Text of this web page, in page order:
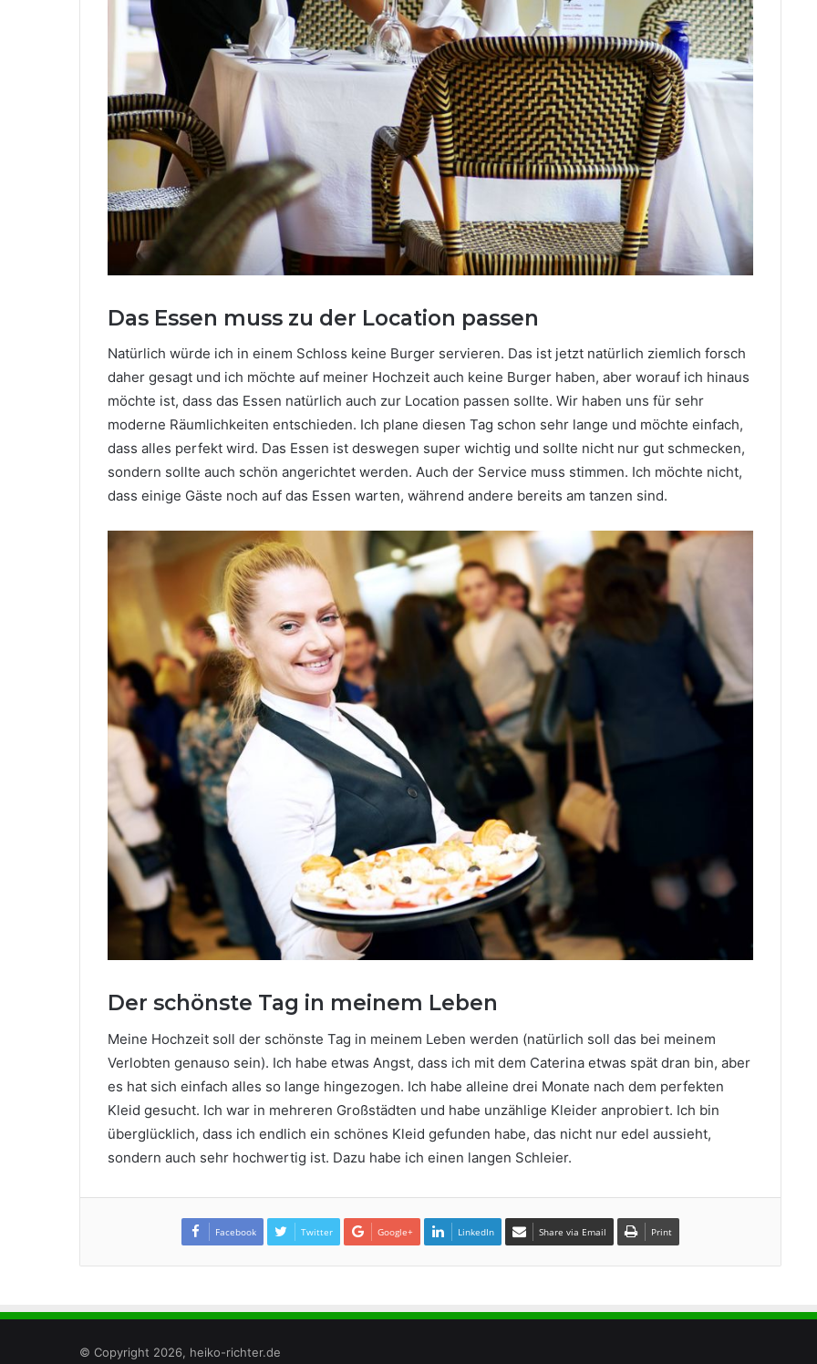
Das Essen muss zu der Location passen
Natürlich würde ich in einem Schloss keine Burger servieren. Das ist jetzt natürlich ziemlich forsch
daher gesagt und ich möchte auf meiner Hochzeit auch keine Burger haben, aber worauf ich hinaus
möchte ist, dass das Essen natürlich auch zur Location passen sollte. Wir haben uns für sehr
moderne Räumlichkeiten entschieden. Ich plane diesen Tag schon sehr lange und möchte einfach,
dass alles perfekt wird. Das Essen ist deswegen super wichtig und sollte nicht nur gut schmecken,
sondern sollte auch schön angerichtet werden. Auch der Service muss stimmen. Ich möchte nicht,
dass einige Gäste noch auf das Essen warten, während andere bereits am tanzen sind.
Der schönste Tag in meinem Leben
Meine Hochzeit soll der schönste Tag in meinem Leben werden (natürlich soll das bei meinem
Verlobten genauso sein). Ich habe etwas Angst, dass ich mit dem Caterina etwas spät dran bin, aber
es hat sich einfach alles so lange hingezogen. Ich habe alleine drei Monate nach dem perfekten
Kleid gesucht. Ich war in mehreren Großstädten und habe unzählige Kleider anprobiert. Ich bin
überglücklich, dass ich endlich ein schönes Kleid gefunden habe, das nicht nur edel aussieht,
sondern auch sehr hochwertig ist. Dazu habe ich einen langen Schleier.
Facebook Twitter Google+ LinkedIn Share via Email Print
© Copyright 2026, heiko-richter.de